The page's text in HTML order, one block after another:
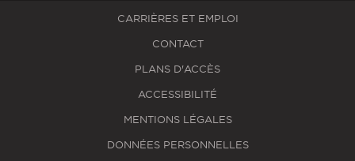
CARRIÈRES ET EMPLOI
CONTACT
PLANS D'ACCÈS
ACCESSIBILITÉ
MENTIONS LÉGALES
DONNÉES PERSONNELLES